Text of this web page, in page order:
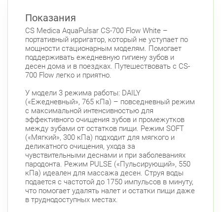
Авиационная улица, д. 7
Парк Победы Электросила
Невский район
ул. Чудновского, д. 19 (Российский пр., д. 7)
Круглосуточно
Проспект Большевиков
ул. Дыбенко ул., д. 8, к. 3 Круглосуточно
Улица Дыбенко
Подвойского 6/5 (Белышева, 5) 8:00-22:00
Проспект Большевиков
Петроградский район
Чкаловский пр., д. 60 Круглосуточно
Петроградская
Спортивная
Чкаловская
Приморский район
Показания
CS Medica AquaPulsar CS-700 Flow White –
портативный ирригатор, который не уступает по
мощности стационарным моделям. Помогает
поддерживать ежедневную гигиену зубов и
десен дома и в поездках. Путешествовать с CS-
700 Flow легко и приятно.
У модели 3 режима работы: DAILY
(«Ежедневный», 765 кПа) – повседневный режим
с максимальной интенсивностью для
эффективного очищения зубов и промежутков
между зубами от остатков пищи. Режим SOFT
(«Мягкий», 300 кПа) подходит для мягкого и
деликатного очищения, ухода за
чувствительными деснами и при заболеваниях
пародонта. Режим PULSE («Пульсирующий», 550
кПа) идеален для массажа десен. Струя воды
подается с частотой до 1750 импульсов в минуту,
что помогает удалять налет и остатки пищи даже
в труднодоступных местах.